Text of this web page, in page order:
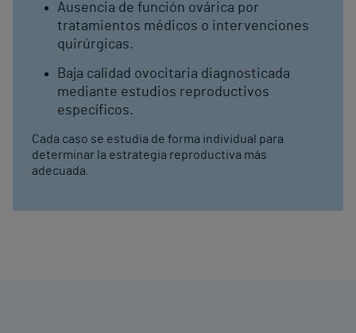
Ausencia de función ovárica por
tratamientos médicos o intervenciones
quirúrgicas.
Baja calidad ovocitaria diagnosticada
mediante estudios reproductivos
específicos.
Cada caso se estudia de forma individual para
determinar la estrategia reproductiva más
adecuada.